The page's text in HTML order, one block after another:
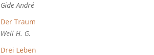
Gide André
Der Traum
Well H. G.
Drei Leben